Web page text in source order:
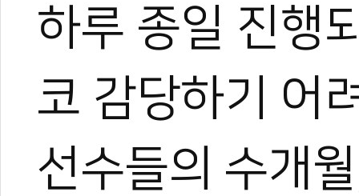
하루 종일 진행
코 감당하기 어
선수들의 수개